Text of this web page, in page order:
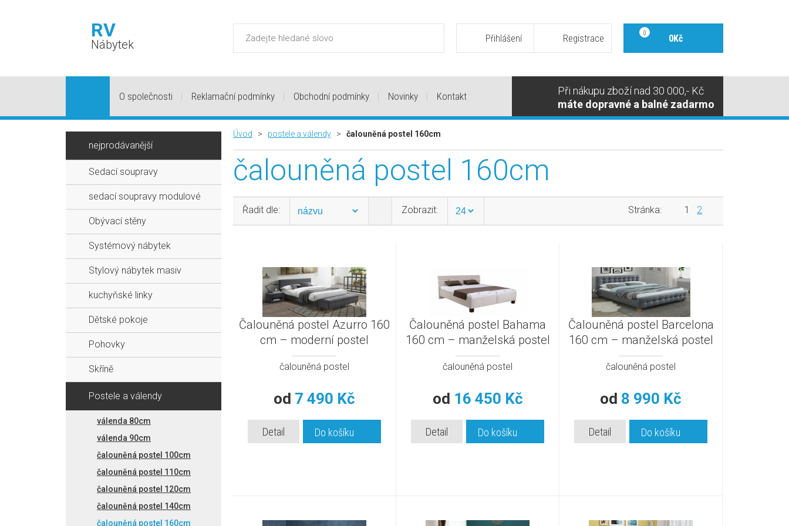
RV
Nábytek Přihlášení Registrace 0 0Kč
Při nákupu zboží nad 30 000,- Kč
máte dopravné a balné zadarmo
O společnosti Reklamační podmínky Obchodní podmínky Novinky Kontakt
Úvod > postele a válendy > čalouněná postel 160cm
čalouněná postel 160cm
Řadit dle: Zobrazit: Stránka: 1 2
Čalouněná postel Azurro 160
cm – moderní postel
čalouněná postel
od 7 490 Kč
Detail Do košíku
Čalouněná postel Bahama
160 cm – manželská postel
čalouněná postel
od 16 450 Kč
Detail Do košíku
Čalouněná postel Barcelona
160 cm – manželská postel
čalouněná postel
od 8 990 Kč
Detail Do košíku
nejprodávanější
Sedací soupravy
sedací soupravy modulové
Obývací stěny
Systémový nábytek
Stylový nábytek masiv
kuchyňské linky
Dětské pokoje
Pohovky
Skříně
Postele a válendy
válenda 80cm
válenda 90cm
čalouněná postel 100cm
čalouněná postel 110cm
čalouněná postel 120cm
čalouněná postel 140cm
čalouněná postel 160cm